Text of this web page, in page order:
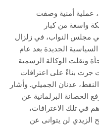
عملية أمنية وصفت
واسعة من كبار
مجلس النواب، في زلزال
الجديدة بعد عام
ونقلت الوكالة الرسمية
جرت بناءً على اعترافات
عدنان الجميلي. وأشار
الحصانة البرلمانية عن
في تلك الاعترافات،
الزيدي لن يتوانى عن